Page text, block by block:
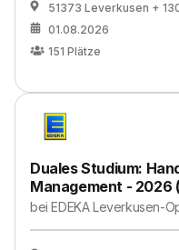
51373 Leverkusen +
01.08.2026
151 Plätze
Duales Studium:
Management - 2026
beiEDEKA Leverkusen-